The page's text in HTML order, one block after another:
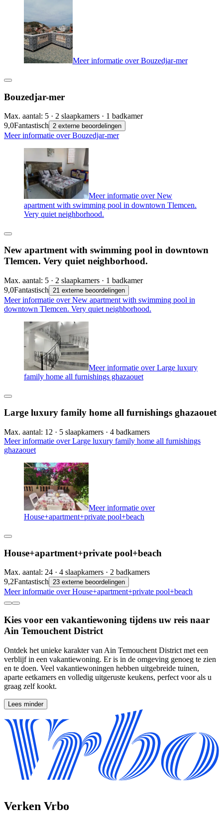
Meer informatie over Bouzedjar-mer
Bouzedjar-mer
Max. aantal: 5 · 2 slaapkamers · 1 badkamer
9,0Fantastisch 2 externe beoordelingen
Meer informatie over Bouzedjar-mer
Meer informatie over New
apartment with swimming pool in downtown Tlemcen.
Very quiet neighborhood.
New apartment with swimming pool in downtown
Tlemcen. Very quiet neighborhood.
Max. aantal: 5 · 2 slaapkamers · 1 badkamer
9,0Fantastisch 21 externe beoordelingen
Meer informatie over New apartment with swimming pool in
downtown Tlemcen. Very quiet neighborhood.
Meer informatie over Large luxury
family home all furnishings ghazaouet
Large luxury family home all furnishings ghazaouet
Max. aantal: 12 · 5 slaapkamers · 4 badkamers
Meer informatie over Large luxury family home all furnishings
ghazaouet
Meer informatie over
House+apartment+private pool+beach
House+apartment+private pool+beach
Max. aantal: 24 · 4 slaapkamers · 2 badkamers
9,2Fantastisch 23 externe beoordelingen
Meer informatie over House+apartment+private pool+beach
Kies voor een vakantiewoning tijdens uw reis naar
Ain Temouchent District
Ontdek het unieke karakter van Ain Temouchent District met een
verblijf in een vakantiewoning. Er is in de omgeving genoeg te zien
en te doen. Veel vakantiewoningen hebben uitgebreide tuinen,
aparte eetkamers en volledig uitgeruste keukens, perfect voor als u
graag zelf kookt.
Lees minder
Verken Vrbo